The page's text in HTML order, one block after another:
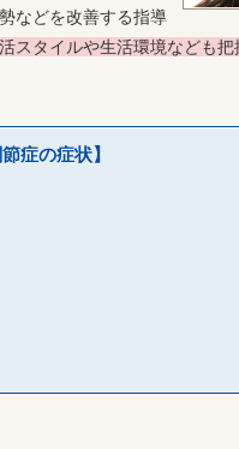
などを改善する指導
スタイルや生活環境なども
症の症状】